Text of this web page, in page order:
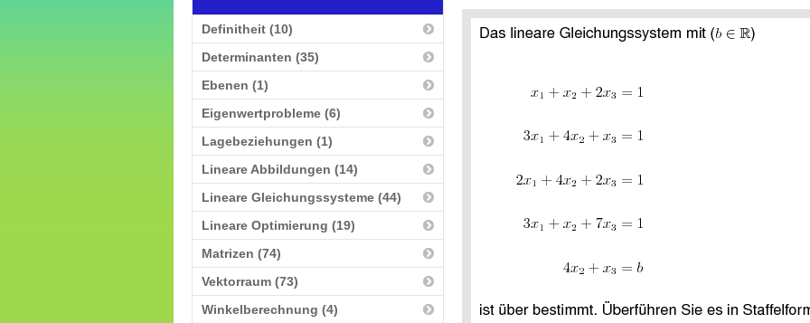
Definitheit (10)
Determinanten (35)
Ebenen (1)
Eigenwertprobleme (6)
Lagebeziehungen (1)
Lineare Abbildungen (14)
Lineare Gleichungssysteme (44)
Lineare Optimierung (19)
Matrizen (74)
Vektorraum (73)
Winkelberechnung (4)